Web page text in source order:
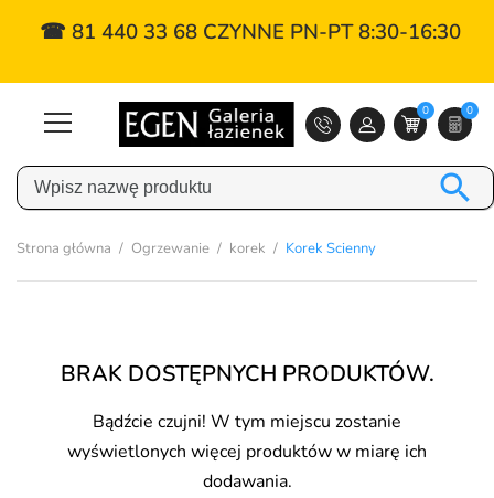
☎ 81 440 33 68 CZYNNE PN-PT 8:30-16:30
0 0

Strona główna Ogrzewanie korek Korek Scienny
BRAK DOSTĘPNYCH PRODUKTÓW.
Bądźcie czujni! W tym miejscu zostanie
wyświetlonych więcej produktów w miarę ich
dodawania.